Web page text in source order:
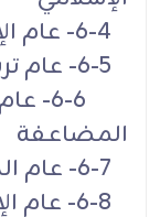
6-
المضاعفة